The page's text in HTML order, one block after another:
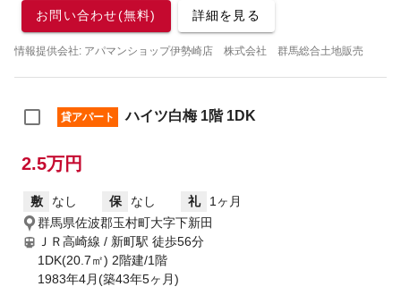
お問い合わせ(無料) 詳細を見る
情報提供会社: アパマンショップ伊勢崎店 株式会社 群馬総合土地販売
貸アパート ハイツ白梅 1階 1DK
2.5万円
敷 なし 保 なし 礼
1ヶ月
群馬県佐波郡玉村町大字下新田
ＪＲ高崎線 / 新町駅 徒歩56分
1DK(20.7㎡) 2階建/1階
1983年4月(築43年5ヶ月)